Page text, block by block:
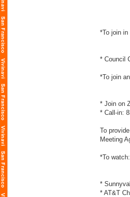
*To join
* Council
*To join
* Join on
* Call-in:
To
Meeting
*To
*
* AT&T